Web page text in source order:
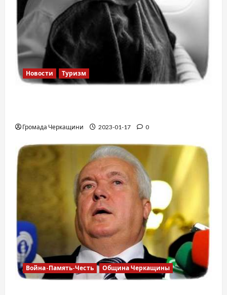
Новости Туризм
Громада Черкащини 2023-01-17 0
Война-Память-Честь Община Черкащины